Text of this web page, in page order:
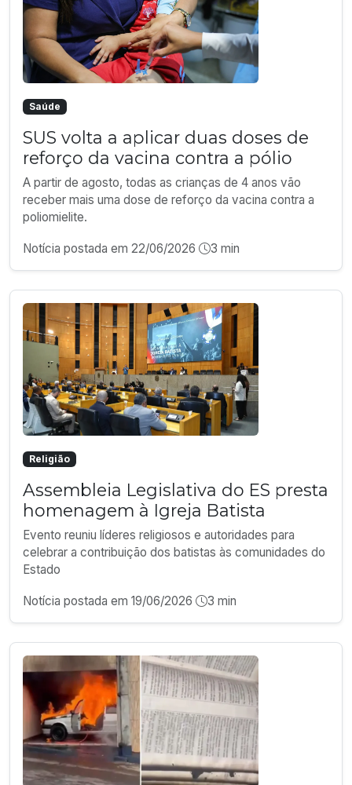
Saúde
SUS volta a aplicar duas doses de
reforço da vacina contra a pólio
A partir de agosto, todas as crianças de 4 anos vão
receber mais uma dose de reforço da vacina contra a
poliomielite.
Notícia postada em 22/06/2026 3 min
Religião
Assembleia Legislativa do ES presta
homenagem à Igreja Batista
Evento reuniu líderes religiosos e autoridades para
celebrar a contribuição dos batistas às comunidades do
Estado
Notícia postada em 19/06/2026 3 min